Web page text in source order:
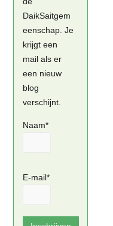
DaikSaitgem
eenschap. Je
krijgt een
mail als er
een nieuw
blog
verschijnt.
Naam*
E-mail*